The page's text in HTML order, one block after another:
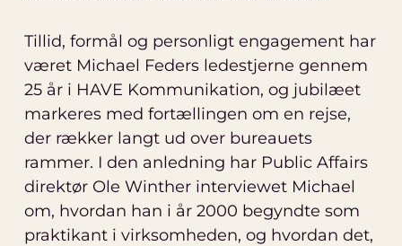
Tillid, formål og personligt engagement har
været Michael Feders ledestjerne gennem
25 år i HAVE Kommunikation, og jubilæet
markeres med fortællingen om en rejse,
der rækker langt ud over bureauets
rammer. I den anledning har Public Affairs
direktør Ole Winther interviewet Michael
om, hvordan han i år 2000 begyndte som
praktikant i virksomheden, og hvordan det,